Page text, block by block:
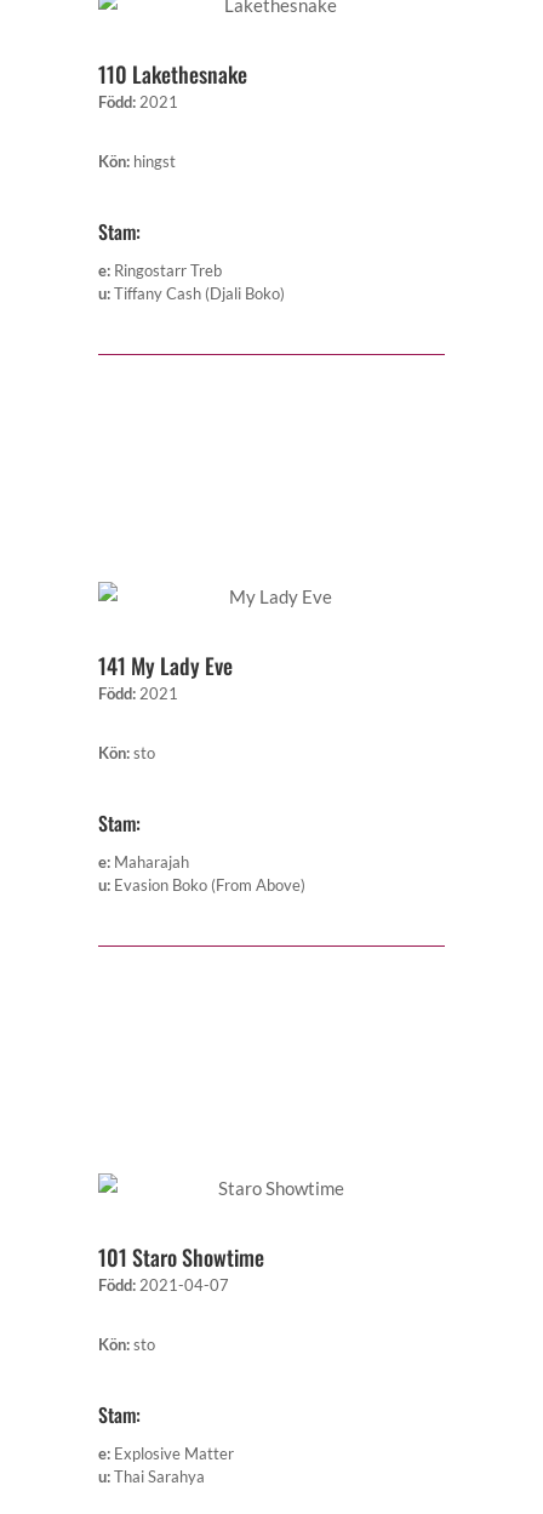
110 Lakethesnake
Född: 2021
Kön: hingst
Stam:
e: Ringostarr Treb
u:Tiffany Cash (Djali Boko)
141 My Lady Eve
Född: 2021
Kön:sto
Stam:
e: Maharajah
u: Evasion Boko (From Above)
101 Staro Showtime
Född: 2021-04-07
Kön:sto
Stam:
e: Explosive Matter
u:Thai Sarahya